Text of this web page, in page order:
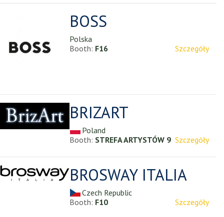
BOSS
Polska
Booth: F16 Szczegóły
BRIZART
Poland
Booth: STREFA ARTYSTÓW 9 Szczegóły
BROSWAY ITALIA
Czech Republic
Booth: F10 Szczegóły